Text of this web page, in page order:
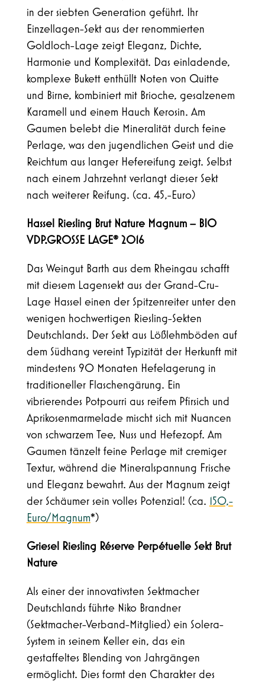
in der siebten Generation geführt. Ihr
Einzellagen-Sekt aus der renommierten
Goldloch-Lage zeigt Eleganz, Dichte,
Harmonie und Komplexität. Das einladende,
komplexe Bukett enthüllt Noten von Quitte
und Birne, kombiniert mit Brioche, gesalzenem
Karamell und einem Hauch Kerosin. Am
Gaumen belebt die Mineralität durch feine
Perlage, was den jugendlichen Geist und die
Reichtum aus langer Hefereifung zeigt. Selbst
nach einem Jahrzehnt verlangt dieser Sekt
nach weiterer Reifung. (ca. 45,-Euro)
Hassel Riesling Brut Nature Magnum – BIO
VDP.GROSSE LAGE® 2016
Das Weingut Barth aus dem Rheingau schafft
mit diesem Lagensekt aus der Grand-Cru-
Lage Hassel einen der Spitzenreiter unter den
wenigen hochwertigen Riesling-Sekten
Deutschlands. Der Sekt aus Lößlehmböden auf
dem Südhang vereint Typizität der Herkunft mit
mindestens 90 Monaten Hefelagerung in
traditioneller Flaschengärung. Ein
vibrierendes Potpourri aus reifem Pfirsich und
Aprikosenmarmelade mischt sich mit Nuancen
von schwarzem Tee, Nuss und Hefezopf. Am
Gaumen tänzelt feine Perlage mit cremiger
Textur, während die Mineralspannung Frische
und Eleganz bewahrt. Aus der Magnum zeigt
der Schäumer sein volles Potenzial! (ca. 150,-
Euro/Magnum*)
Griesel Riesling Réserve Perpétuelle Sekt Brut
Nature
Als einer der innovativsten Sektmacher
Deutschlands führte Niko Brandner
(Sektmacher-Verband-Mitglied) ein Solera-
System in seinem Keller ein, das ein
gestaffeltes Blending von Jahrgängen
ermöglicht. Dies formt den Charakter des